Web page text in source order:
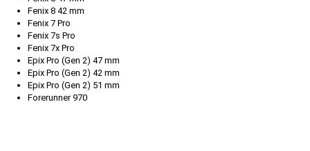
Fenix 8 42 mm
Fenix 7 Pro
Fenix 7s Pro
Fenix 7x Pro
Epix Pro (Gen 2) 47 mm
Epix Pro (Gen 2) 42 mm
Epix Pro (Gen 2) 51 mm
Forerunner 970